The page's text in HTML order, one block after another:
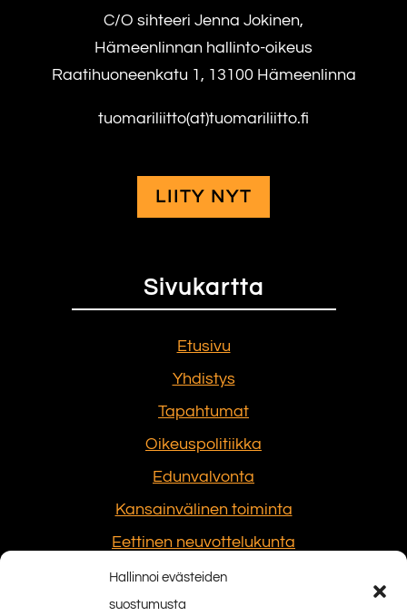
Hallinnoi evästeiden
suostumusta
C/O sihteeri Jenna Jokinen,
Hämeenlinnan hallinto-oikeus
Raatihuoneenkatu 1, 13100 Hämeenlinna
tuomariliitto(at)tuomariliitto.fi
LIITY NYT
Sivukartta
Etusivu
Yhdistys
Tapahtumat
Oikeuspolitiikka
Edunvalvonta
Kansainvälinen toiminta
Eettinen neuvottelukunta